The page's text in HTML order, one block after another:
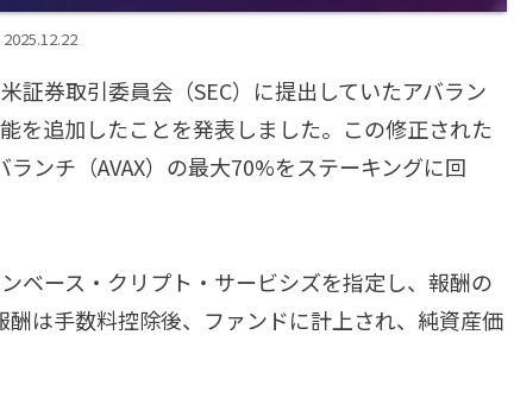
2025.12.22
証券取引委員会（SEC）に提出していたアバラン
を追加したことを発表しました。この修正された
ンチ（AVAX）の最大70%をステーキングに回
ベース・クリプト・サービシズを指定し、報酬の
は手数料控除後、ファンドに計上され、純資産価